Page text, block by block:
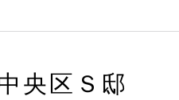
央区Ｓ邸